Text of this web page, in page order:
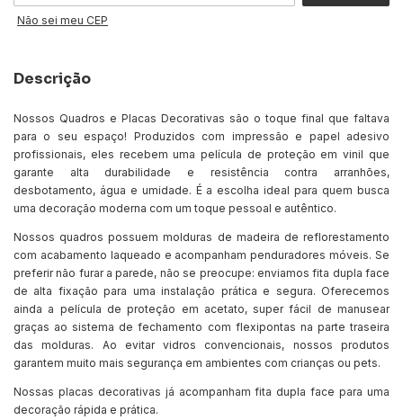
Não sei meu CEP
Descrição
Nossos Quadros e Placas Decorativas são o toque final que faltava
para o seu espaço! Produzidos com impressão e papel adesivo
profissionais, eles recebem uma película de proteção em vinil que
garante alta durabilidade e resistência contra arranhões,
desbotamento, água e umidade. É a escolha ideal para quem busca
uma decoração moderna com um toque pessoal e autêntico.
Nossos quadros possuem molduras de madeira de reflorestamento
com acabamento laqueado e acompanham penduradores móveis. Se
preferir não furar a parede, não se preocupe: enviamos fita dupla face
de alta fixação para uma instalação prática e segura. Oferecemos
ainda a película de proteção em acetato, super fácil de manusear
graças ao sistema de fechamento com flexipontas na parte traseira
das molduras. Ao evitar vidros convencionais, nossos produtos
garantem muito mais segurança em ambientes com crianças ou pets.
Nossas placas decorativas já acompanham fita dupla face para uma
decoração rápida e prática.